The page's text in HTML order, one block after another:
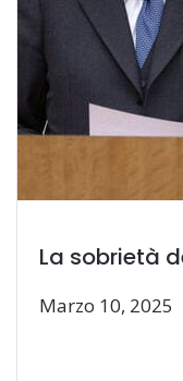
La sobrietà
Marzo 10, 2025